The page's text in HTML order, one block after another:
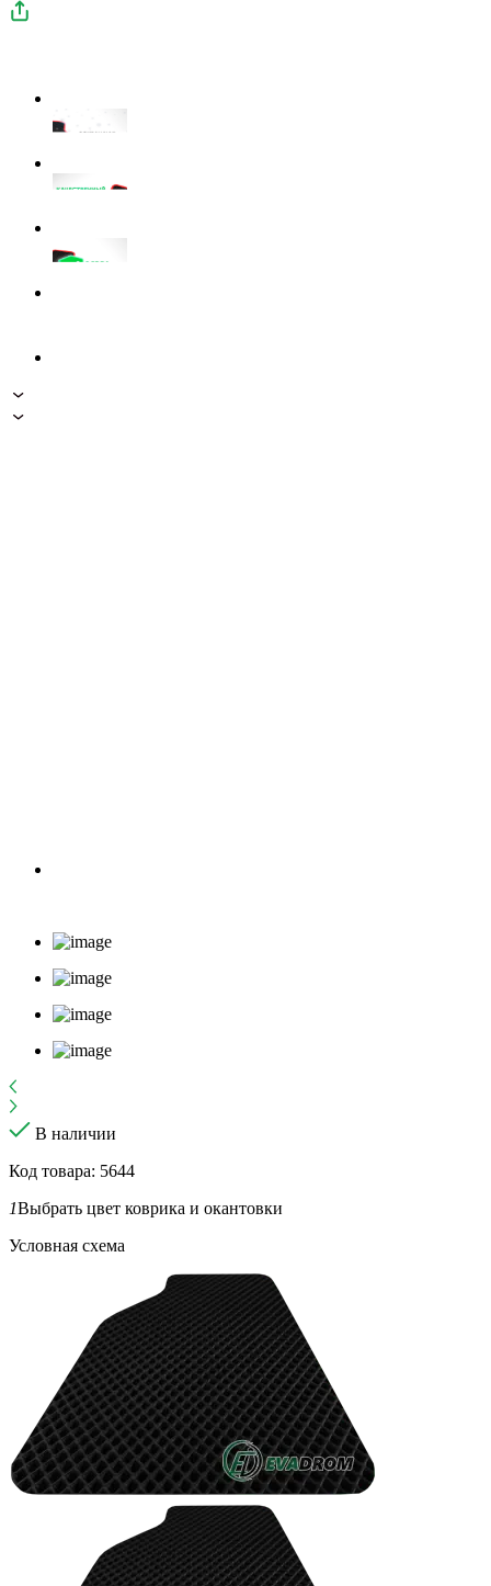
В наличии
Код товара: 5644
1Выбрать цвет коврика и окантовки
Условная схема